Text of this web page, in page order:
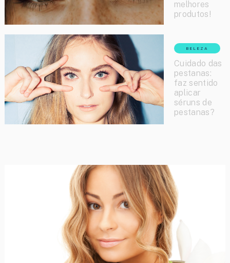
melhores
produtos!
BELEZA
Cuidado das
pestanas:
faz sentido
aplicar
séruns de
pestanas?